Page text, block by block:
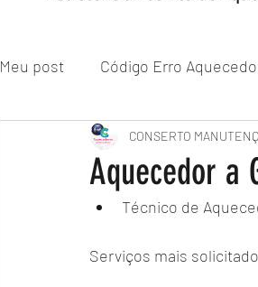
Meu post Código Erro
"ZONA NORTE RJ"
Reparo de Aquecedor a Gás
Aquecedor a
CONSERTO
Técnico de
Serviços mais